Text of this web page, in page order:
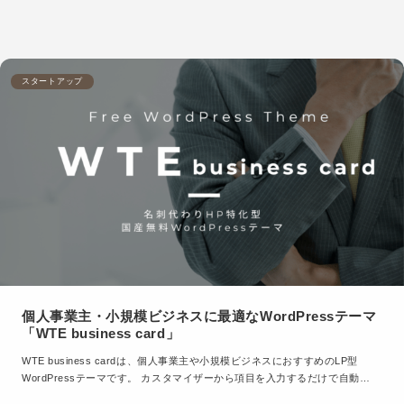
スタートアップ
個人事業主・小規模ビジネスに最適なWordPressテーマ
「WTE business card」
WTE business cardは、個人事業主や小規模ビジネスにおすすめのLP型
WordPressテーマです。 カスタマイザーから項目を入力するだけで自動…